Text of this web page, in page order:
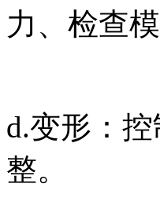
力、检查
d.变形：
整。